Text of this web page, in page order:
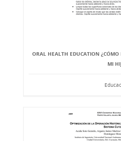
ORAL HEALTH EDUCATION ¿CÓMO
MI